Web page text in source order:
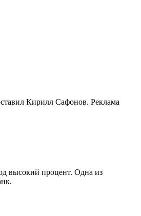
Кирилл Сафонов. Реклама
высокий процент. Одна из